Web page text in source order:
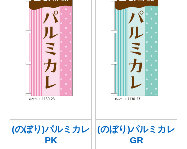
(のぼり)パルミカレ
PK
(のぼり)パルミカレ
GR